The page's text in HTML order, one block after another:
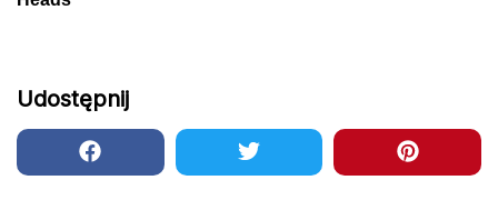
Udostępnij